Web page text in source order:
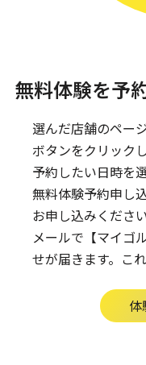
無料体験を予
選んだ店舗のペー
ボタンをクリックし
予約したい日時を
無料体験予約申し
お申し込みください
メールで【マイゴ
せが届きます。 こ
体